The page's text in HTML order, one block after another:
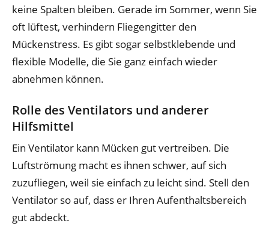
keine Spalten bleiben. Gerade im Sommer, wenn Sie
oft lüftest, verhindern Fliegengitter den
Mückenstress. Es gibt sogar selbstklebende und
flexible Modelle, die Sie ganz einfach wieder
abnehmen können.
Rolle des Ventilators und anderer
Hilfsmittel
Ein Ventilator kann Mücken gut vertreiben. Die
Luftströmung macht es ihnen schwer, auf sich
zuzufliegen, weil sie einfach zu leicht sind. Stell den
Ventilator so auf, dass er Ihren Aufenthaltsbereich
gut abdeckt.